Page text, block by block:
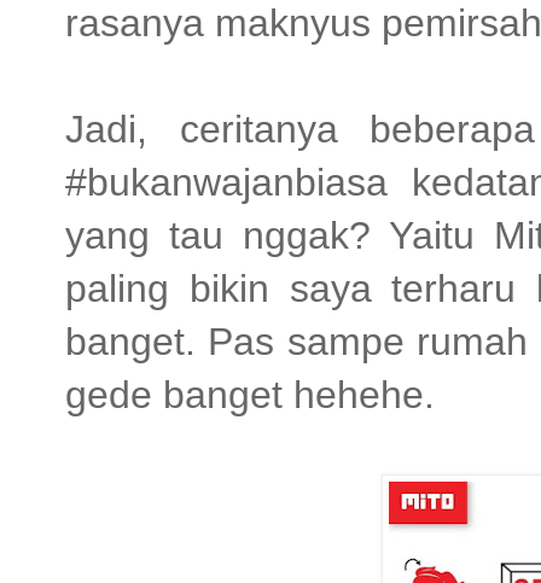
rasanya maknyus
Jadi, ceritanya
#bukanwajanbiasa
yang tau nggak? Yaitu
paling bikin saya
banget. Pas sampe
gede banget hehehe.